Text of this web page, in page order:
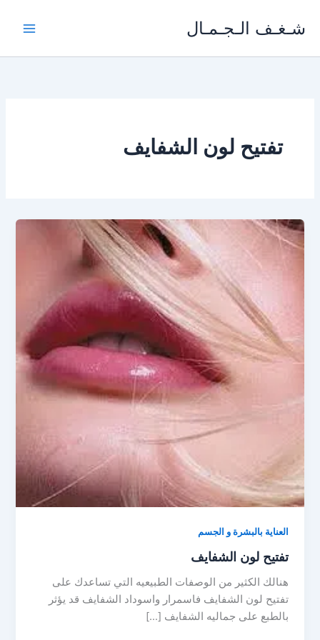
شـغـف الـجـمـال
تفتيح لون الشفايف
العناية بالبشرة و الجسم
تفتيح لون الشفايف
هنالك الكثير من الوصفات الطبيعيه التي تساعدك على
تفتيح لون الشفايف فاسمرار واسوداد الشفايف قد يؤثر
بالطبع على جماليه الشفايف […]